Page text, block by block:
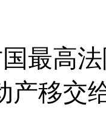
最高
产移交